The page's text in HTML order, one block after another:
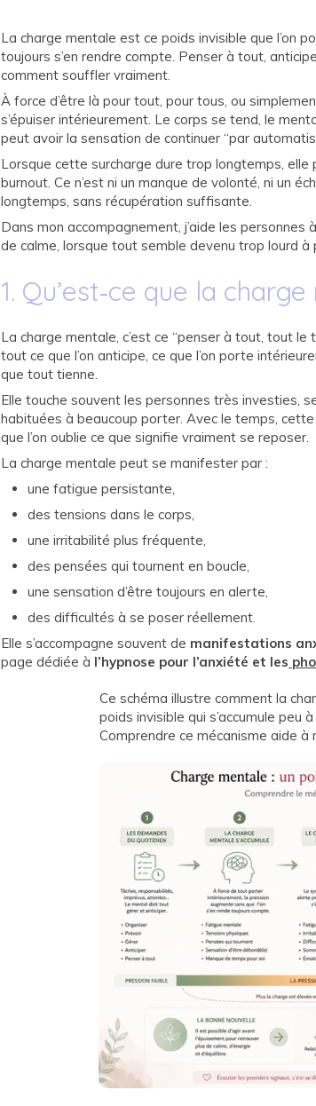
La charge mentale est ce poids invisible que l’on
toujours s’en rendre compte. Penser à tout,
comment souffler vraiment.
À force d’être là pour tout, pour tous, ou
s’épuiser intérieurement. Le corps se tend, le
peut avoir la sensation de continuer “par
Lorsque cette surcharge dure trop longtemps, elle
burnout. Ce n’est ni un manque de volonté, ni un
longtemps, sans récupération suffisante.
Dans mon accompagnement, j’aide les
de calme, lorsque tout semble devenu trop lourd à
1. Qu’est‑ce que la
La charge mentale, c’est ce “penser à tout, tout
tout ce que l’on anticipe, ce que l’on porte
que tout tienne.
Elle touche souvent les personnes très investies,
habituées à beaucoup porter. Avec le temps,
que l’on oublie ce que signifie vraiment se reposer.
La charge mentale peut se manifester par :
une fatigue persistante,
des tensions dans le corps,
une irritabilité plus fréquente,
des pensées qui tournent en boucle,
une sensation d’être toujours en alerte,
des difficultés à se poser réellement.
Elle s’accompagne souvent de manifestations
page dédiée à l’hypnose pour l’anxiété et les
Ce schéma illustre comment la
poids invisible qui s’accumule peu
Comprendre ce mécanisme aide à